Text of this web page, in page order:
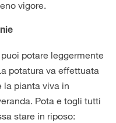
vigore.
potare leggermente
potatura va effettuata
la pianta viva in
Pota e togli tutti
stare in riposo: